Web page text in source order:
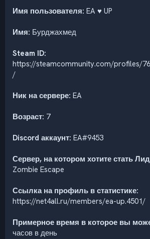
Имя пользователя: EA ♥ UP
Имя: Бурджахмед
Steam ID:
https://steamcommunity.com/profiles/
/
Ник на сервере: EA
Возраст: 7
Discord аккаунт: EA#9453
Сервер, на котором хотите стать
Zombie Escape
Ссылка на профиль в статистике:
https://net4all.ru/members/ea-up.4501/
Примерное время в которое вы
часов в день